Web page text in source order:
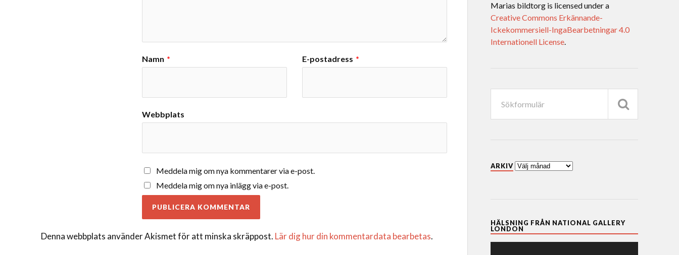
Namn * E-postadress *
Webbplats
Meddela mig om nya kommentarer via e-post.
Meddela mig om nya inlägg via e-post.
Denna webbplats använder Akismet för att minska skräppost. Lär dig hur din kommentardata bearbetas.
Marias bildtorgis licensed under a
Creative Commons Erkännande-
Ickekommersiell-IngaBearbetningar 4.0
Internationell License.
ARKIV
HÄLSNING FRÅN NATIONAL GALLERY
LONDON